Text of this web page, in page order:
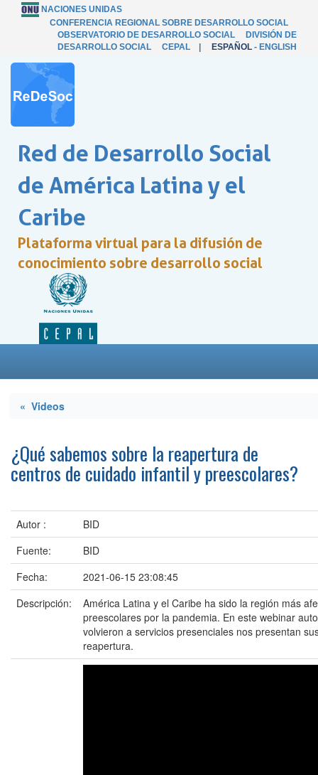
NACIONES UNIDAS
CONFERENCIA REGIONAL SOBRE DESARROLLO SOCIAL
OBSERVATORIO DE DESARROLLO SOCIAL
DIVISIÓN DE
DESARROLLO SOCIAL
CEPAL ESPAÑOL - ENGLISH
Red de Desarrollo Social
de América Latina y el
Caribe
Plataforma virtual para la difusión de
conocimiento sobre desarrollo social
« Videos
¿Qué sabemos sobre la reapertura de
centros de cuidado infantil y preescolares?
Autor :
BID
Fuente:
BID
Fecha:
2021-06-15 23:08:45
Descripción:
América Latina y el Caribe ha sido la región más
preescolares por la pandemia. En este webinar
volvieron a servicios presenciales nos presentan
reapertura.